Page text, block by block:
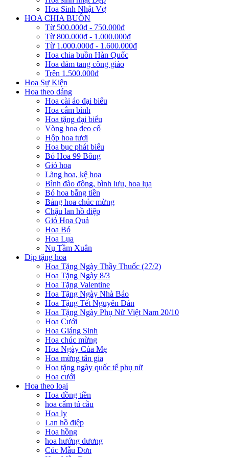
Hoa Sinh Nhật Vợ
HOA CHIA BUỒN
Từ 500.000đ - 750.000đ
Từ 800.000đ - 1.000.000đ
Từ 1.000.000đ - 1.600.000đ
Hoa chia buồn Hàn Quốc
Hoa đám tang công giáo
Trên 1.500.000đ
Hoa Sự Kiện
Hoa theo dáng
Hoa cài áo đại biểu
Hoa cắm bình
Hoa tặng đại biểu
Vòng hoa đeo cổ
Hộp hoa tươi
Hoa bục phát biểu
Bó Hoa 99 Bông
Giỏ hoa
Lãng hoa, kệ hoa
Bình đào đông, bình lưu, hoa lụa
Bó hoa bằng tiền
Bảng hoa chúc mừng
Chậu lan hồ điệp
Giỏ Hoa Quả
Hoa Bó
Hoa Lụa
Nụ Tầm Xuân
Dịp tặng hoa
Hoa Tặng Ngày Thầy Thuốc (27/2)
Hoa Tặng Ngày 8/3
Hoa Tặng Valentine
Hoa Tặng Ngày Nhà Báo
Hoa Tặng Tết Nguyên Đán
Hoa Tặng Ngày Phụ Nữ Việt Nam 20/10
Hoa Cưới
Hoa Giáng Sinh
Hoa chúc mừng
Hoa Ngày Của Mẹ
Hoa mừng tân gia
Hoa tặng ngày quốc tế phụ nữ
Hoa cưới
Hoa theo loại
Hoa đồng tiền
hoa cẩm tú cầu
Hoa ly
Lan hồ điệp
Hoa hồng
hoa hướng dương
Cúc Mẫu Đơn